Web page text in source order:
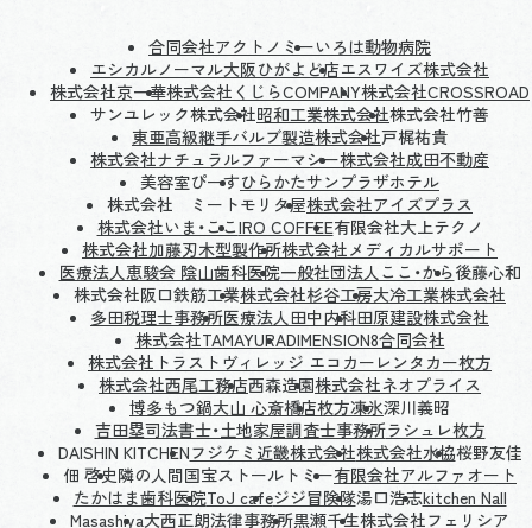
合同会社アクトノミーいろは動物病院
エシカルノーマル大阪ひがよど店エスワイズ株式会社
株式会社京一華株式会社くじらCOMPANY株式会社CROSSROAD
サンユレック株式会社昭和工業株式会社株式会社竹善
東亜高級継手バルブ製造株式会社戸梶祐貴
株式会社ナチュラルファーマシー株式会社成田不動産
美容室ぴーすひらかたサンプラザホテル
株式会社 ミートモリタ屋株式会社アイズプラス
株式会社いま・ここIRO COFFEE有限会社大上テクノ
株式会社加藤刃木型製作所株式会社メディカルサポート
医療法人恵駿会 陰山歯科医院一般社団法人ここ・から後藤心和
株式会社阪口鉄筋工業株式会社杉谷工房大冷工業株式会社
多田税理士事務所医療法人田中内科田原建設株式会社
株式会社TAMAYURADIMENSION8合同会社
株式会社トラストヴィレッジ エコカーレンタカー枚方
株式会社西尾工務店西森造園株式会社ネオプライス
博多もつ鍋大山 心斎橋店枚方凍氷深川義昭
吉田塁司法書士・土地家屋調査士事務所ラシュレ枚方
DAISHIN KITCHENフジケミ近畿株式会社株式会社水協桜野友佳
佃 啓史隣の人間国宝ストールトミー有限会社アルファオート
たかはま歯科医院ToJ cafeジジ冒険隊湯口浩志kitchen Nall
Masashiya大西正朗法律事務所黒瀬千生株式会社フェリシア